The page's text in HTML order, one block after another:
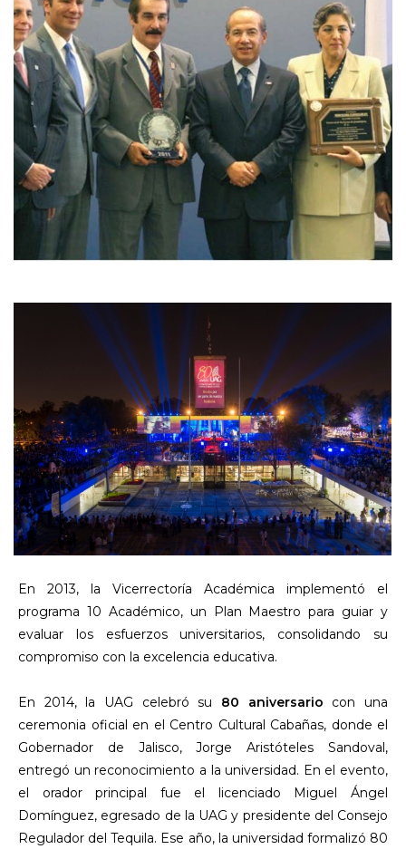
En 2013, la Vicerrectoría Académica implementó el
programa 10 Académico, un Plan Maestro para guiar y
evaluar los esfuerzos universitarios, consolidando su
compromiso con la excelencia educativa.
En 2014, la UAG celebró su 80 aniversario con una
ceremonia oficial en el Centro Cultural Cabañas, donde el
Gobernador de Jalisco, Jorge Aristóteles Sandoval,
entregó un reconocimiento a la universidad. En el evento,
el orador principal fue el licenciado Miguel Ángel
Domínguez, egresado de la UAG y presidente del Consejo
Regulador del Tequila. Ese año, la universidad formalizó 80